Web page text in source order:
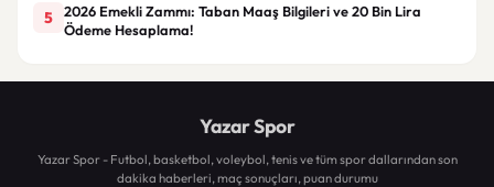
5
2026 Emekli Zammı: Taban Maaş Bilgileri ve 20 Bin Lira
Ödeme Hesaplama!
Yazar Spor
Yazar Spor - Futbol, basketbol, voleybol, tenis ve tüm spor dallarından son
dakika haberleri, maç sonuçları, puan durumu